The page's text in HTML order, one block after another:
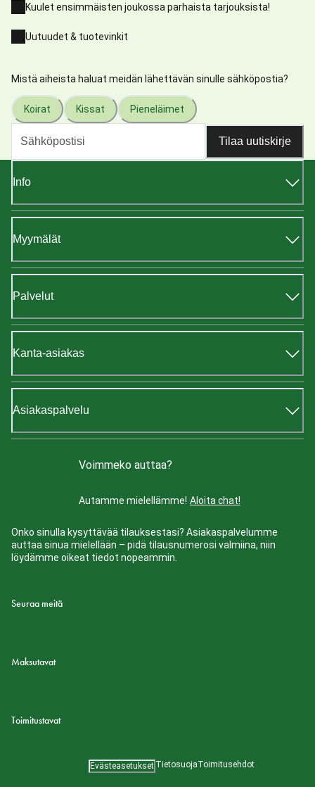
Kuulet ensimmäisten joukossa parhaista tarjouksista!
Uutuudet & tuotevinkit
Mistä aiheista haluat meidän lähettävän sinulle sähköpostia?
Koirat Kissat Pieneläimet
Tilaa uutiskirje
Info
Myymälät
Palvelut
Kanta-asiakas
Asiakaspalvelu
Voimmeko auttaa?
Autamme mielellämme! Aloita chat!
Onko sinulla kysyttävää tilauksestasi? Asiakaspalvelumme
auttaa sinua mielellään – pidä tilausnumerosi valmiina, niin
löydämme oikeat tiedot nopeammin.
Seuraa meitä
Maksutavat
Toimitustavat
Evästeasetukset TietosuojaToimitusehdot